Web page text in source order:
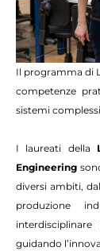
Il programma di
competenze
sistemi
I laureati della
Engineering
diversi ambiti,
produzione
guidando